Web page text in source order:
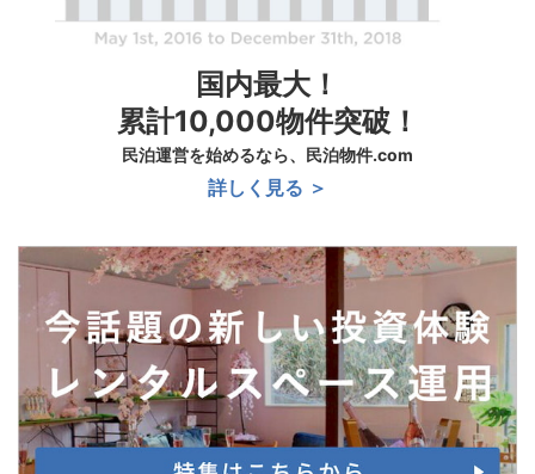
国内最大！
累計10,000物件突破！
民泊運営を始めるなら、民泊物件.com
詳しく見る ＞